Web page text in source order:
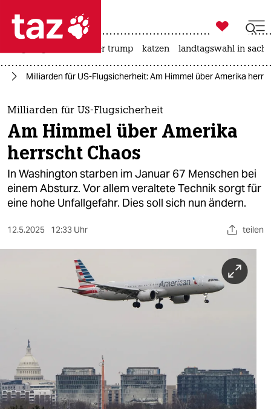
 taz zahl ich
taz zahl ich
themen
politik
öko
gesellschaft
sport
verlag
verlag
veranstaltungen

taz zahl ich
usa unter trump katzen landtagswahl in
Milliarden für US-Flugsicherheit: Am Himmel über Amerika
Milliarden für US-Flugsicherheit
Am Himmel über Amerika
herrscht Chaos
In Washington starben im Januar 67 Menschen bei
einem Absturz. Vor allem veraltete Technik sorgt für
eine hohe Unfallgefahr. Dies soll sich nun ändern.
12.5.2025 12:33 Uhr teilen